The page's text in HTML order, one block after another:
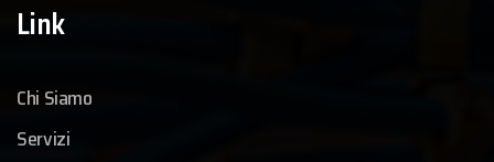
Link
Chi Siamo
Servizi